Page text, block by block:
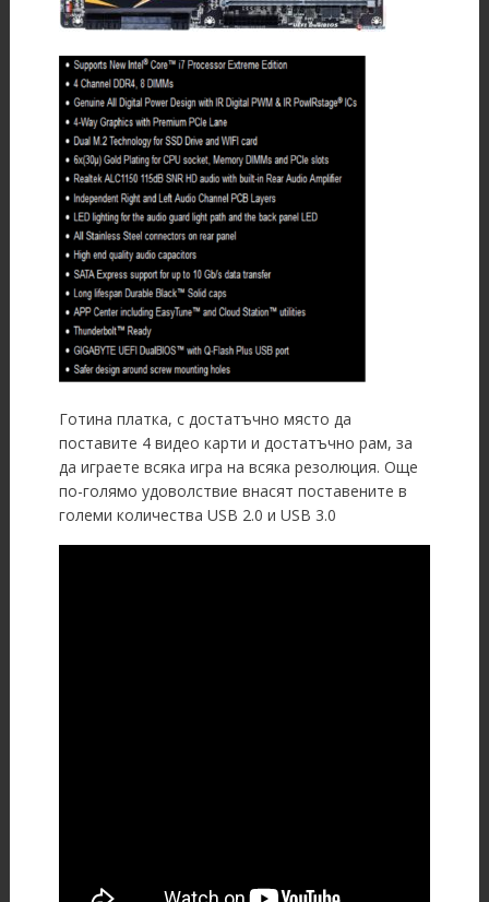
Готина платка, с достатъчно място да
поставите 4 видео карти и достатъчно рам, за
да играете всяка игра на всяка резолюция. Още
по-голямо удоволствие внасят поставените в
големи количества USB 2.0 и USB 3.0